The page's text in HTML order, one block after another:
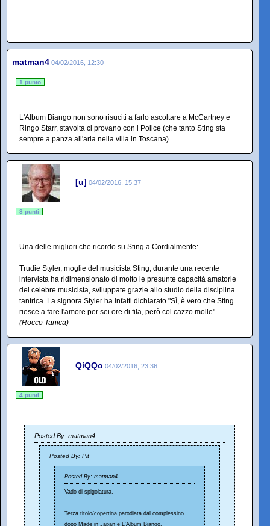
matman4 04/02/2016, 12:30
1 punto
L'Album Biango non sono risuciti a farlo ascoltare a McCartney e
Ringo Starr, stavolta ci provano con i Police (che tanto Sting sta
sempre a panza all'aria nella villa in Toscana)
[u] 04/02/2016, 15:37
8 punti
Una delle migliori che ricordo su Sting a Cordialmente:
Trudie Styler, moglie del musicista Sting, durante una recente
intervista ha ridimensionato di molto le presunte capacità amatorie
del celebre musicista, sviluppate grazie allo studio della disciplina
tantrica. La signora Styler ha infatti dichiarato "Sì, è vero che Sting
riesce a fare l'amore per sei ore di fila, però col cazzo molle".
(Rocco Tanica)
QiQQo 04/02/2016, 23:36
4 punti
Posted By: matman4
Posted By: Pit
Posted By: matman4
Vado di spigolatura.
Terza titolo/copertina parodiata dal complessino
dopo Made in Japan e L'Album Biango.